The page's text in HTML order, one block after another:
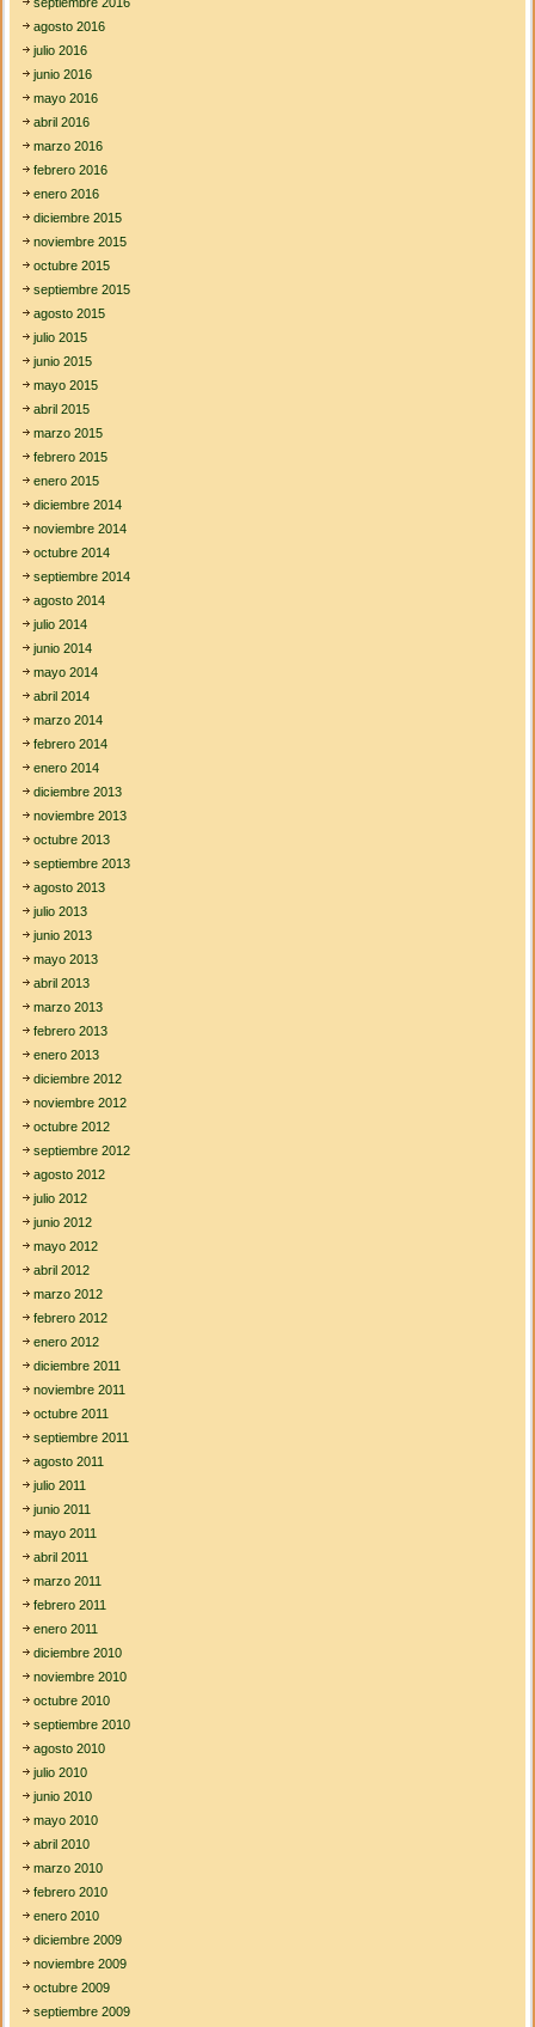
agosto 2016
julio 2016
junio 2016
mayo 2016
abril 2016
marzo 2016
febrero 2016
enero 2016
diciembre 2015
noviembre 2015
octubre 2015
septiembre 2015
agosto 2015
julio 2015
junio 2015
mayo 2015
abril 2015
marzo 2015
febrero 2015
enero 2015
diciembre 2014
noviembre 2014
octubre 2014
septiembre 2014
agosto 2014
julio 2014
junio 2014
mayo 2014
abril 2014
marzo 2014
febrero 2014
enero 2014
diciembre 2013
noviembre 2013
octubre 2013
septiembre 2013
agosto 2013
julio 2013
junio 2013
mayo 2013
abril 2013
marzo 2013
febrero 2013
enero 2013
diciembre 2012
noviembre 2012
octubre 2012
septiembre 2012
agosto 2012
julio 2012
junio 2012
mayo 2012
abril 2012
marzo 2012
febrero 2012
enero 2012
diciembre 2011
noviembre 2011
octubre 2011
septiembre 2011
agosto 2011
julio 2011
junio 2011
mayo 2011
abril 2011
marzo 2011
febrero 2011
enero 2011
diciembre 2010
noviembre 2010
octubre 2010
septiembre 2010
agosto 2010
julio 2010
junio 2010
mayo 2010
abril 2010
marzo 2010
febrero 2010
enero 2010
diciembre 2009
noviembre 2009
octubre 2009
septiembre 2009